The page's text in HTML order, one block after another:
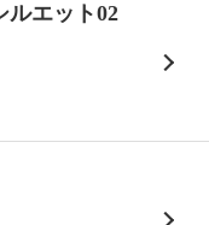
ルエット02